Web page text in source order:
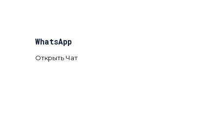
WhatsApp
Открыть Чат